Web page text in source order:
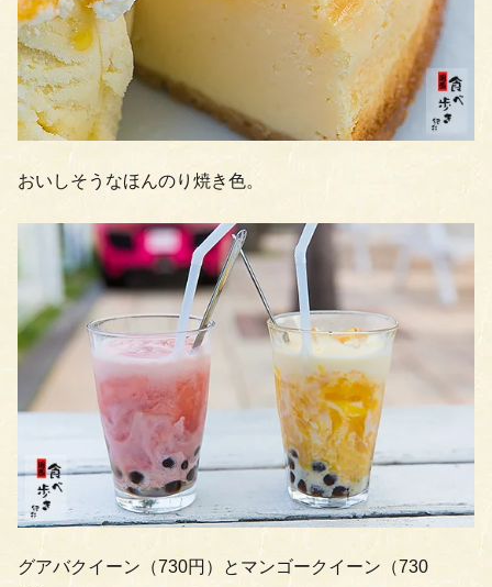
おいしそうなほんのり焼き色。
グアバクイーン（730円）とマンゴークイーン（730